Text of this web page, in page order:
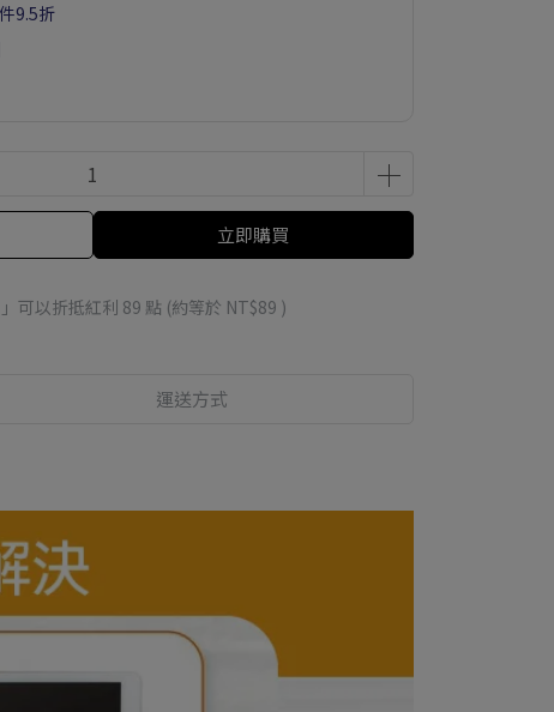
9.5折
立即購買
可以折抵紅利 89 點 (約等於 NT$89 )
運送方式